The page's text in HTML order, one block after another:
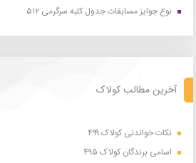
نوع جوایز مسابقات جدول کلبه سرگرمی ۵۱۲
آخرین مطالب کولاک
نکات خواندنی کولاک ۴۹۹
اسامی برندگان کولاک ۴۹۵